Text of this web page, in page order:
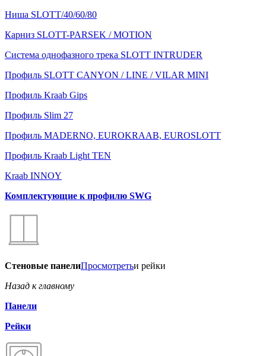
Ниша SLOTT/40/60/80
Карниз SLOTT-PARSEK / MOTION
Система однофазного трека SLOTT INTRUDER
Профиль SLOTT CANYON / LINE / VILAR MINI
Профиль Kraab Gips
Профиль Slim 27
Профиль MADERNO, EUROKRAAB, EUROSLOTT
Профиль Kraab Light TEN
Kraab INNOY
Комплектующие к профилю SWG
Стеновые панелиПросмотретьи рейки
Назад к главному
Панели
Рейки